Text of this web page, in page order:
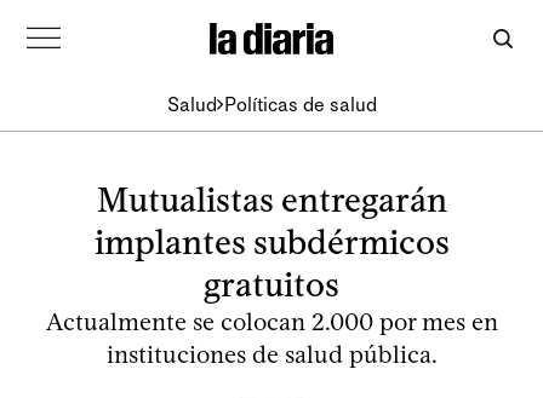
Salud Políticas de salud
Mutualistas entregarán
implantes subdérmicos
gratuitos
Actualmente se colocan 2.000 por mes en
instituciones de salud pública.